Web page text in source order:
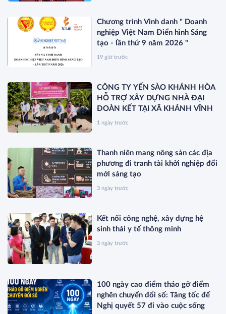
Chương trình Vinh danh " Doanh
nghiệp Việt Nam Điển hình Sáng
tạo - lần thứ 9 năm 2026 "
19 giờ trước
CÔNG TY YẾN SÀO KHÁNH HÒA
HỖ TRỢ XÂY DỰNG NHÀ ĐẠI
ĐOÀN KẾT TẠI XÃ KHÁNH VĨNH
1 ngày trước
Thanh niên mang nông sản các địa
phương đi tranh tài khởi nghiệp đổi
mới sáng tạo
3 ngày trước
Kết nối công nghệ, xây dựng hệ
sinh thái y tế thông minh
3 ngày trước
100 ngày cao điểm tháo gỡ điểm
nghẽn chuyển đổi số: Tăng tốc để
Nghị quyết 57 đi vào cuộc sống